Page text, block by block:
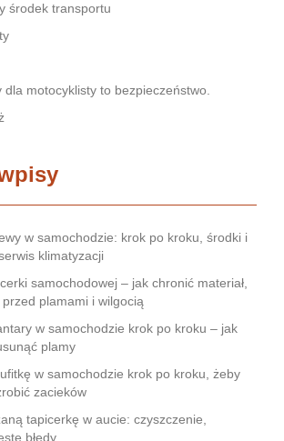
środek transportu
motocyklisty to bezpieczeństwo.
w samochodzie: krok po kroku, środki i
klimatyzacji
samochodowej – jak chronić materiał,
plamami i wilgocią
w samochodzie krok po kroku – jak
plamy
w samochodzie krok po kroku, żeby
zacieków
tapicerkę w aucie: czyszczenie,
błędy